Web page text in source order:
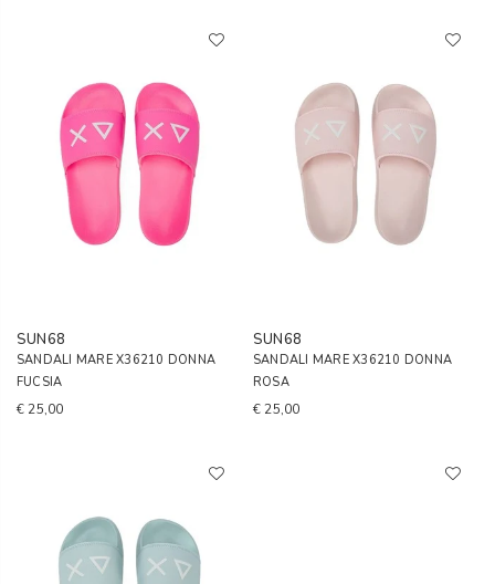
SUN68
SANDALI MARE X36210 DONNA
FUCSIA
€ 25,00
SUN68
SANDALI MARE X36210 DONNA
ROSA
€ 25,00